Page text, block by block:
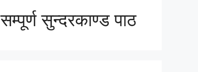
सम्पूर्ण सुन्दरकाण्ड पाठ